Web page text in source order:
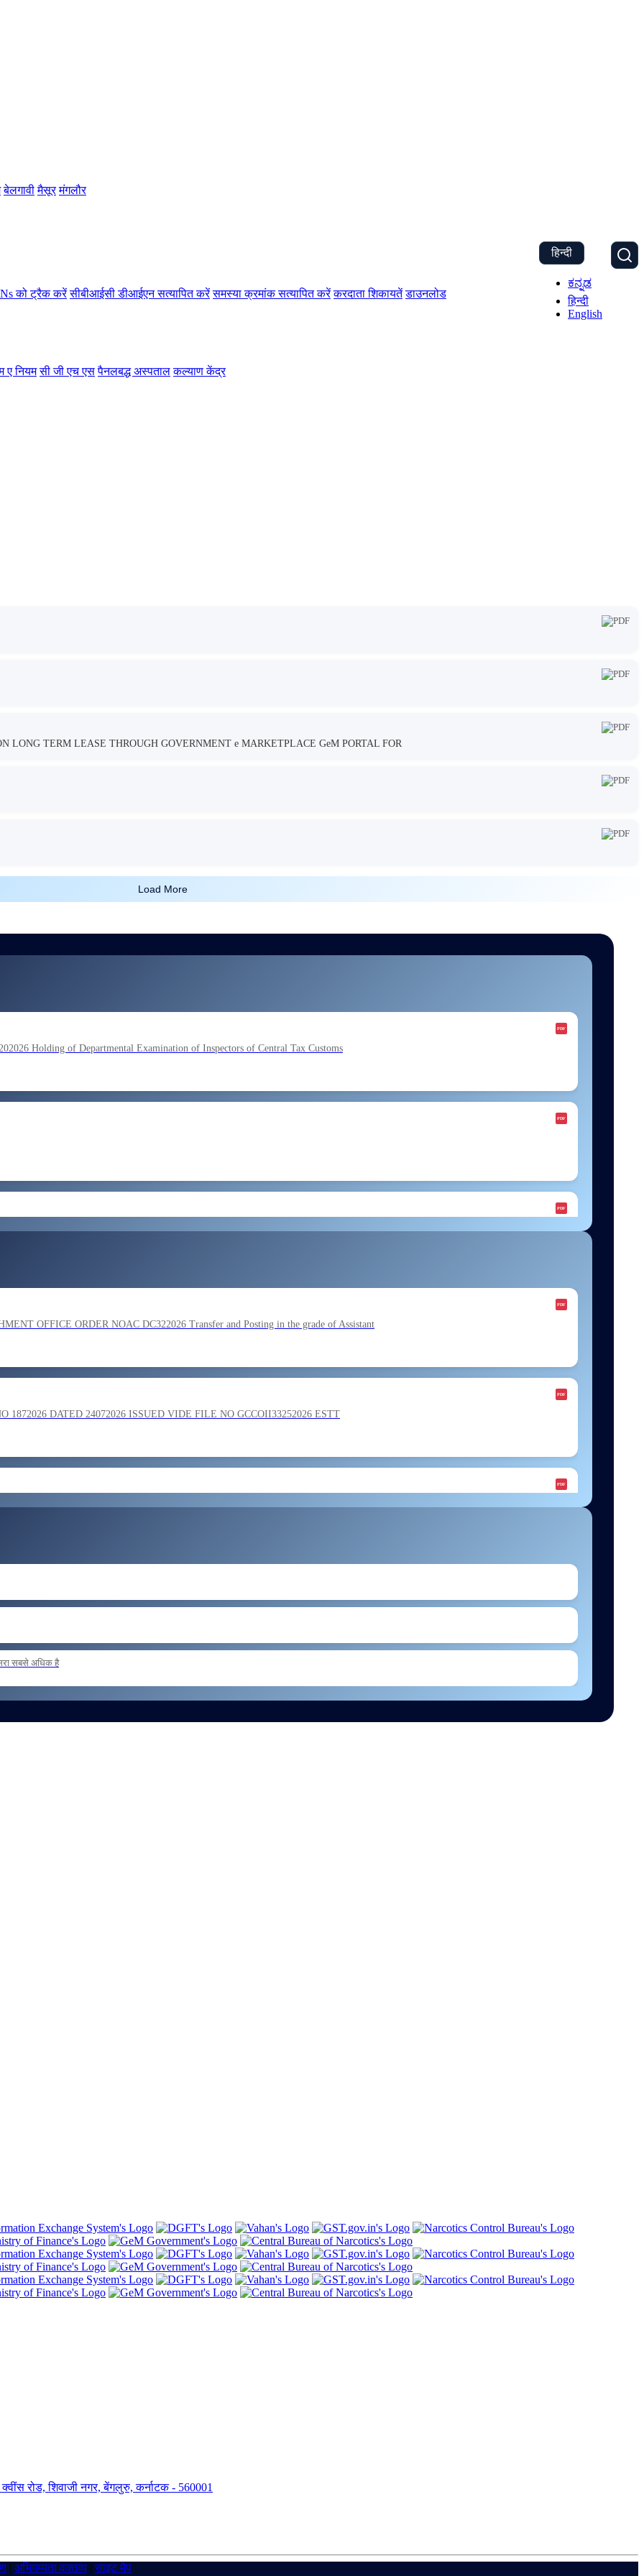
बेलगावी मैसूर मंगलौर
को ट्रैक करें सीबीआईसी डीआईएन सत्यापित करें समस्या क्रमांक सत्यापित करें करदाता शिकायतें डाउनलोड
ए नियम सी जी एच एस पैनलबद्ध अस्पताल कल्याण केंद्र
हिन्दी
ಕನ್ನಡ
हिन्दी
English
LONG TERM LEASE THROUGH GOVERNMENT e MARKETPLACE GeM PORTAL FOR
Load More
Holding of Departmental Examination of Inspectors of Central Tax Customs
on the basis of result of Combined Graduate Level Examination
by SSC on the basis of result of CombIned Graduate Level E
OFFICE ORDER NOAC DC322026 Transfer and Posting in the grade of Assistant
1872026 DATED 24072026 ISSUED VIDE FILE NO GCCOII33252026 ESTT
basis to formations outside the zone Reg
सबसे अधिक है
रोड, शिवाजी नगर, बेंगलुरु, कर्नाटक - 560001
| अभिगम्यता वक्तव्य |साइट मैप